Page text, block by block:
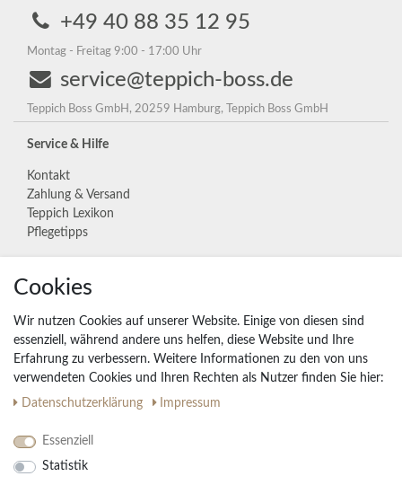
+49 40 88 35 12 95
Montag - Freitag 9:00 - 17:00 Uhr
service@teppich-boss.de
Teppich Boss GmbH, 20259 Hamburg, Teppich Boss GmbH
Service & Hilfe
Kontakt
Zahlung & Versand
Teppich Lexikon
Pflegetipps
Unternehmen
Widerrufs­recht
Vertrag widerrufen
Impressum
Daten­schutz­erklärung
AGB
Ihre Vorteile
Cookies
Wir nutzen Cookies auf unserer Website. Einige von diesen sind
essenziell, während andere uns helfen, diese Website und Ihre
Erfahrung zu verbessern. Weitere Informationen zu den von uns
verwendeten Cookies und Ihren Rechten als Nutzer finden Sie hier:
Daten­schutz­erklärung
Impressum
Essenziell
Statistik